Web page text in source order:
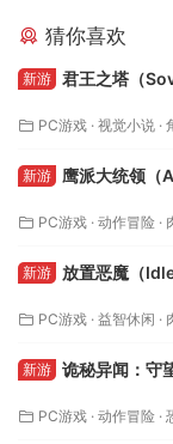
猜你喜欢
新游 君王之塔（
PC游戏 · 视觉小说 ·
新游
鹰派大统领
PC游戏 · 动作冒险 ·
新游 放置恶魔（
PC游戏 · 益智休闲 ·
新游 诡秘异闻：守
PC游戏 · 动作冒险 ·